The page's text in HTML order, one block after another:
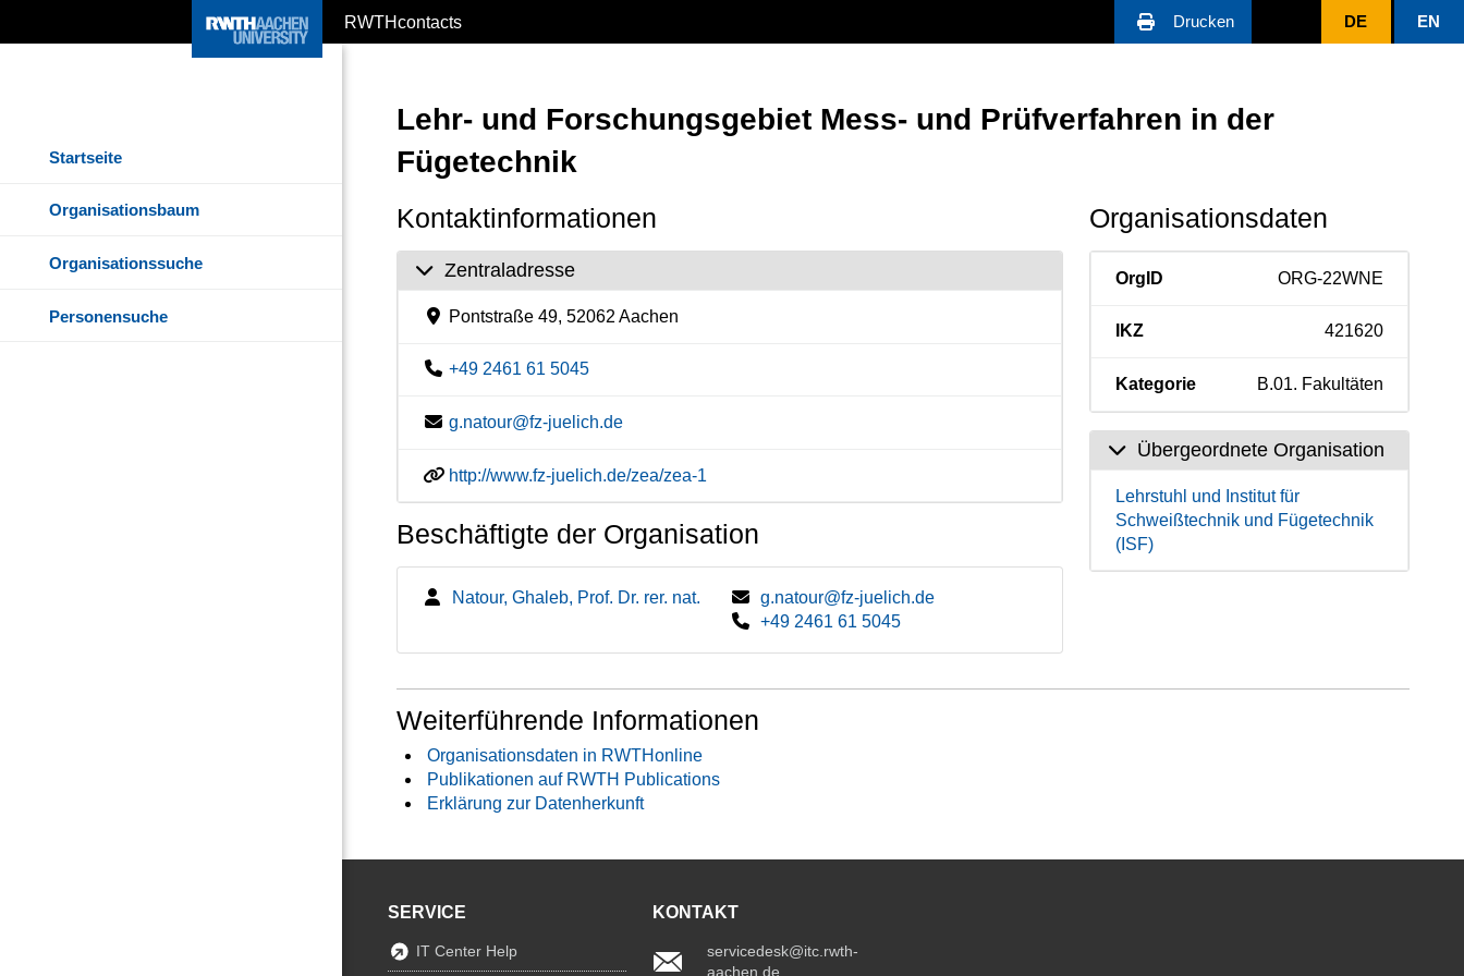
RWTHcontacts Drucken DE EN
Startseite
Organisationsbaum
Organisationssuche
Personensuche
Lehr- und Forschungsgebiet Mess- und Prüfverfahren in der
Fügetechnik
Kontaktinformationen
Zentraladresse
Pontstraße 49, 52062 Aachen
+49 2461 61 5045
g.natour@fz-juelich.de
http://www.fz-juelich.de/zea/zea-1
Beschäftigte der Organisation
Natour, Ghaleb, Prof. Dr. rer. nat.
g.natour@fz-juelich.de
+49 2461 61 5045
Organisationsdaten
OrgID ORG-22WNE
IKZ 421620
Kategorie B.01. Fakultäten
Übergeordnete Organisation
Lehrstuhl und Institut für
Schweißtechnik und Fügetechnik
(ISF)
Weiterführende Informationen
Organisationsdaten in RWTHonline
Publikationen auf RWTH Publications
Erklärung zur Datenherkunft
SERVICE
IT Center Help
KONTAKT
servicedesk@itc.rwth-
aachen.de